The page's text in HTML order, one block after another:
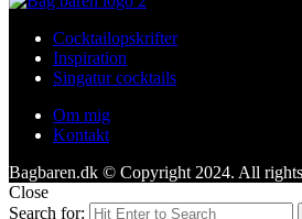
Cocktailopskrifter
Inspiration
Singatur cocktails
Om mig
Kontakt
Bagbaren.dk © Copyright 2024. All
Close
Search for: